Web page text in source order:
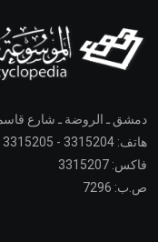
دمشق ـ الروضة ـ شارع قاسم
هاتف: 3315204 - 3315205
فاكس: 3315207
ص.ب: 7296